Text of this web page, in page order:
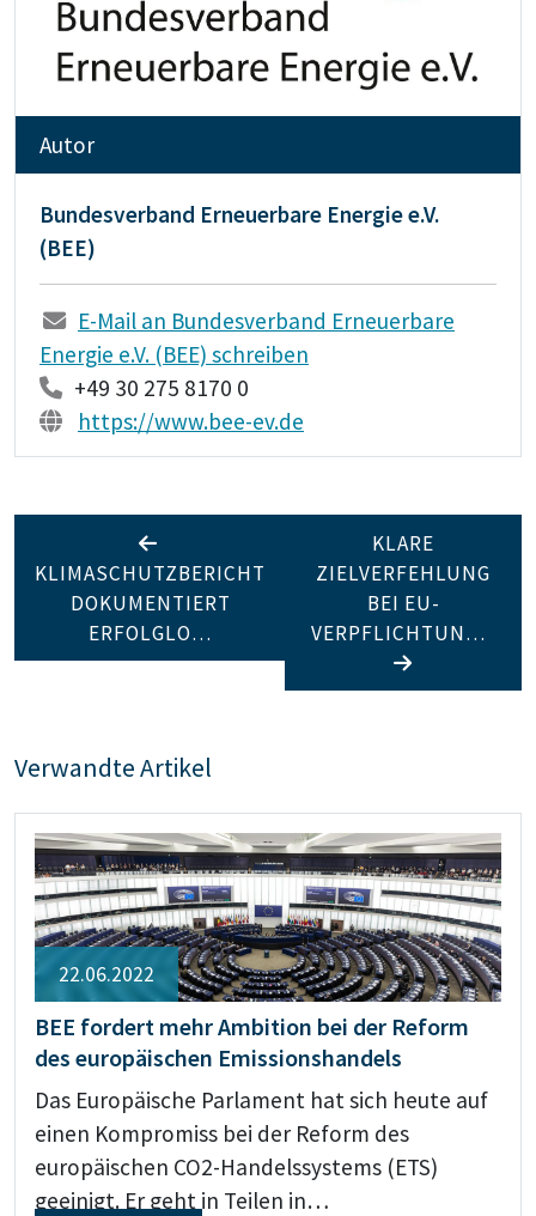
Autor
Bundesverband Erneuerbare Energie e.V.
(BEE)
E-Mail an Bundesverband Erneuerbare
Energie e.V. (BEE) schreiben
+49 30 275 8170 0
https://www.bee-ev.de
KLIMASCHUTZBERICHT
DOKUMENTIERT
ERFOLGLO…
KLARE
ZIELVERFEHLUNG
BEI EU-
VERPFLICHTUN…
Verwandte Artikel
22.06.2022
BEE fordert mehr Ambition bei der Reform
des europäischen Emissionshandels
Das Europäische Parlament hat sich heute auf
einen Kompromiss bei der Reform des
europäischen CO2-Handelssystems (ETS)
geeinigt. Er geht in Teilen in…